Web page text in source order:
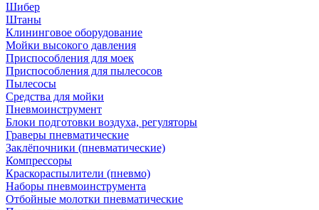
Шибер
Штаны
Клининговое оборудование
Мойки высокого давления
Приспособления для моек
Приспособления для пылесосов
Пылесосы
Средства для мойки
Пневмоинструмент
Блоки подготовки воздуха, регуляторы
Граверы пневматические
Заклёпочники (пневматические)
Компрессоры
Краскораспылители (пневмо)
Наборы пневмоинструмента
Отбойные молотки пневматические